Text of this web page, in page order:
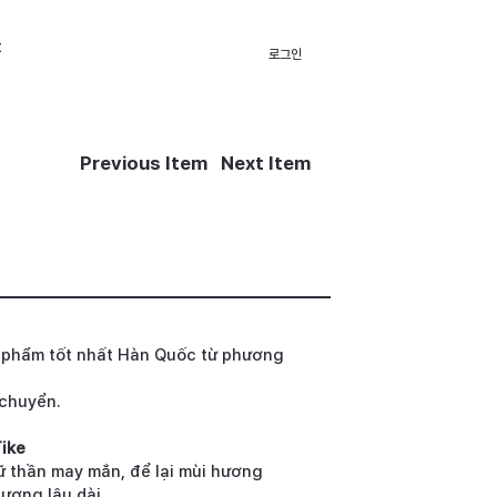
로그인
Next Item
Previous Item
tốt nhất Hàn Quốc từ phương
thần may mắn, để lại mùi hương